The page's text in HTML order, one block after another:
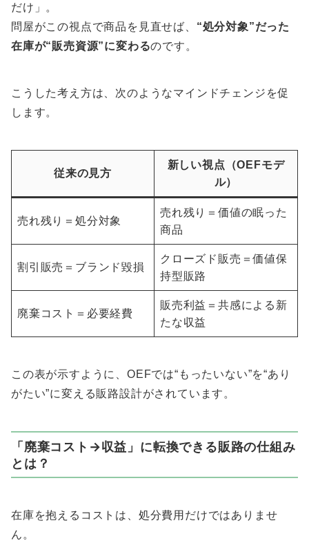
だけ」。
問屋がこの視点で商品を見直せば、 “処分対象”だった
在庫が“販売資源”に変わるのです。
こうした考え方は、次のようなマインドチェンジを促
します。
従来の見方
新しい視点（OEFモデ
ル）
売れ残り＝処分対象
売れ残り＝価値の眠った
商品
割引販売＝ブランド毀損
クローズド販売＝価値保
持型販路
廃棄コスト＝必要経費
販売利益＝共感による新
たな収益
この表が示すように、OEFでは“もったいない”を“あり
がたい”に変える販路設計がされています。
「廃棄コスト→収益」に転換できる販路の仕組み
とは？
在庫を抱えるコストは、処分費用だけではありませ
ん。